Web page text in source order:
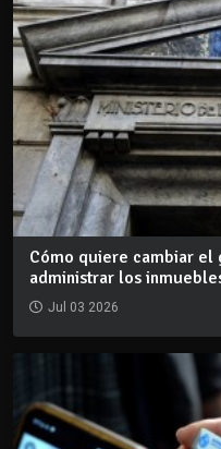
Cómo quiere cambiar el
administrar los
Jul 03 2026